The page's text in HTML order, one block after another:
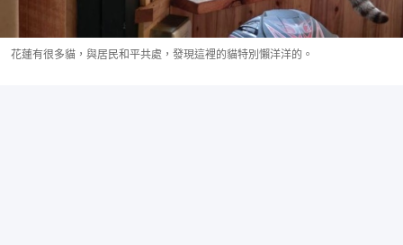
花蓮有很多貓，與居民和平共處，發現這裡的貓特別懶洋洋的。